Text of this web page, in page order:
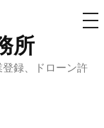
所
録、ドローン許
メ
ニ